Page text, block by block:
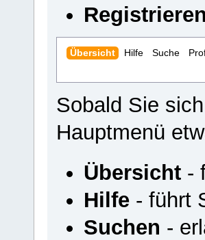
Registrieren
Übersicht Hilfe Suche
Sobald Sie
Hauptmenü
Übersicht-
Hilfe- führt
Suchen -